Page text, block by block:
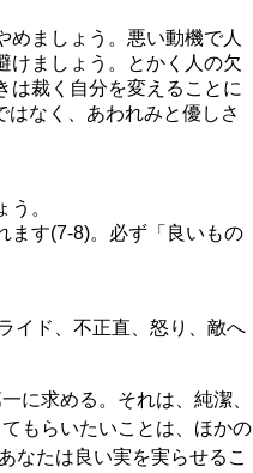
めましょう。悪い動機で人
けましょう。とかく人の欠
は裁く自分を変えることに
なく、あわれみと優しさ
。
ます(7-8)。必ず「良いもの
イド、不正直、怒り、敵へ
に求める。それは、純潔、
もらいたいことは、ほかの
なたは良い実を実らせるこ